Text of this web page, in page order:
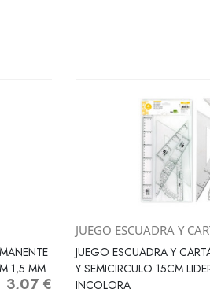
1,5 MM
Precio
3,07 €

JUEGO ESCUADRA Y
JUEGO ESCUADRA Y
Y SEMICIRCULO 15CM
INCOLORA